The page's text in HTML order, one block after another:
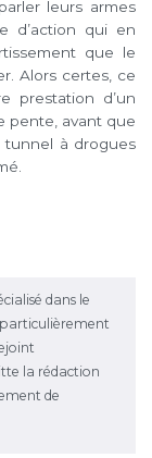
leurs armes
d’action qui en
que le
Alors certes, ce
prestation d’un
pente, avant que
tunnel à drogues
dans le
particulièrement
la rédaction
de